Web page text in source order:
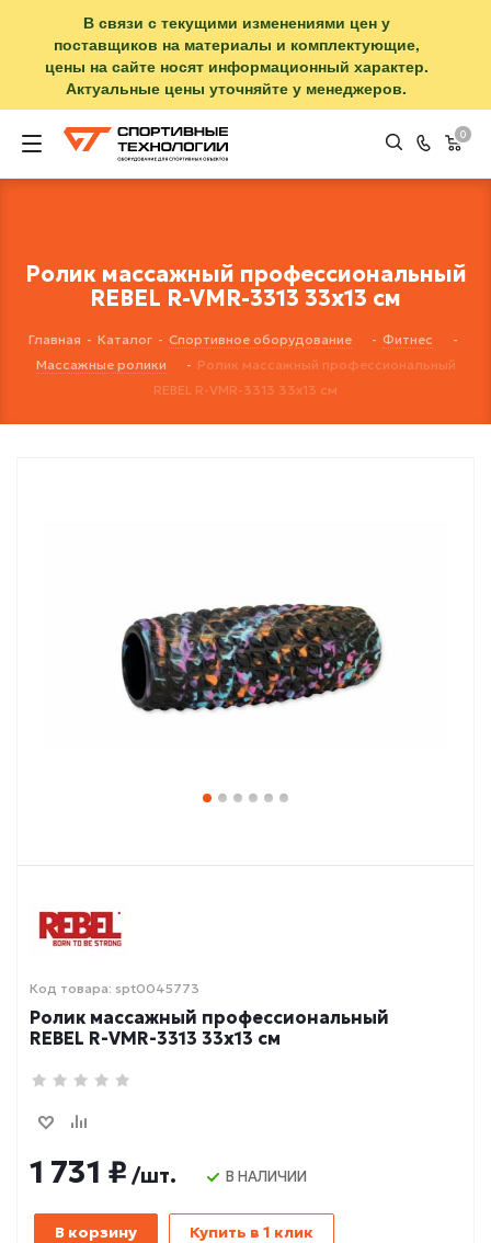
В связи с текущими изменениями цен у
поставщиков на материалы и комплектующие,
цены на сайте носят информационный характер.
Актуальные цены уточняйте у менеджеров.
0
Ролик массажный профессиональный
REBEL R-VMR-3313 33х13 см
Главная - Каталог - Спортивное оборудование - Фитнес
-
Массажные ролики
- Ролик массажный профессиональный
REBEL R-VMR-3313 33х13 см
Код товара: spt0045773
Ролик массажный профессиональный
REBEL R-VMR-3313 33х13 см
1 731 ₽ /шт. В НАЛИЧИИ
В корзину Купить в 1 клик